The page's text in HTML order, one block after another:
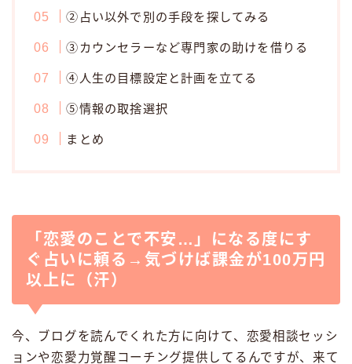
②占い以外で別の手段を探してみる
③カウンセラーなど専門家の助けを借りる
④人生の目標設定と計画を立てる
⑤情報の取捨選択
まとめ
「恋愛のことで不安…」になる度にす
ぐ占いに頼る→気づけば課金が100万円
以上に（汗）
今、ブログを読んでくれた方に向けて、恋愛相談セッシ
ョンや恋愛力覚醒コーチング提供してるんですが、来て